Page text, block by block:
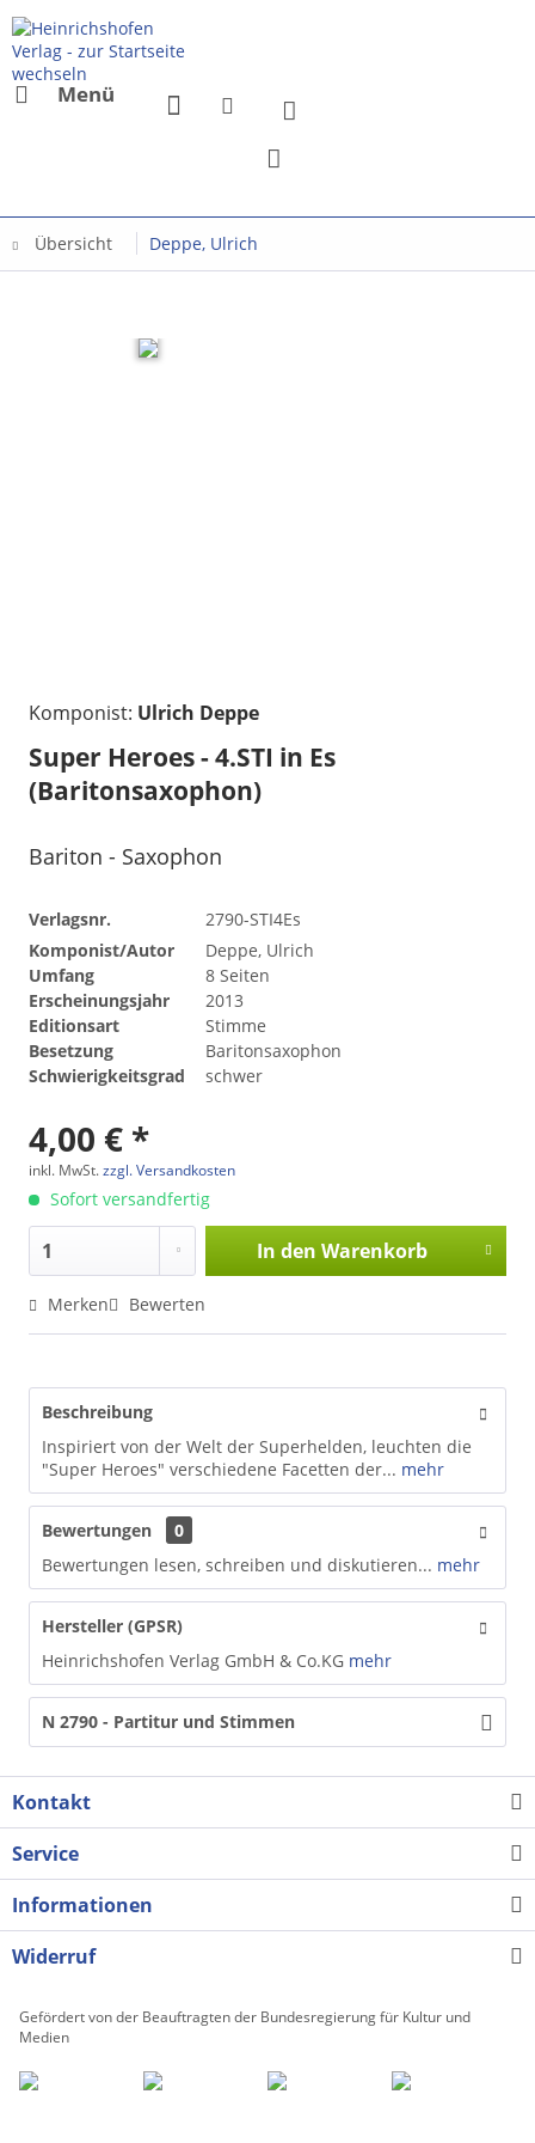
Menü
Übersicht Deppe, Ulrich
Komponist: Ulrich Deppe
Super Heroes - 4.STI in Es
(Baritonsaxophon)
Bariton - Saxophon
Verlagsnr.
2790-STI4Es
Komponist/Autor
Deppe, Ulrich
Umfang
8 Seiten
Erscheinungsjahr
2013
Editionsart
Stimme
Besetzung
Baritonsaxophon
Schwierigkeitsgrad
schwer
4,00 € *
inkl. MwSt.zzgl. Versandkosten
Sofort versandfertig
In den Warenkorb
Merken Bewerten
Beschreibung
Inspiriert von der Welt der Superhelden, leuchten die
"Super Heroes" verschiedene Facetten der... mehr
Bewertungen
0
Bewertungen lesen, schreiben und diskutieren... mehr
Hersteller (GPSR)
Heinrichshofen Verlag GmbH & Co.KG mehr
N 2790 - Partitur und Stimmen
Kontakt
Service
Informationen
Widerruf
Gefördert von der Beauftragten der Bundesregierung für Kultur und
Medien